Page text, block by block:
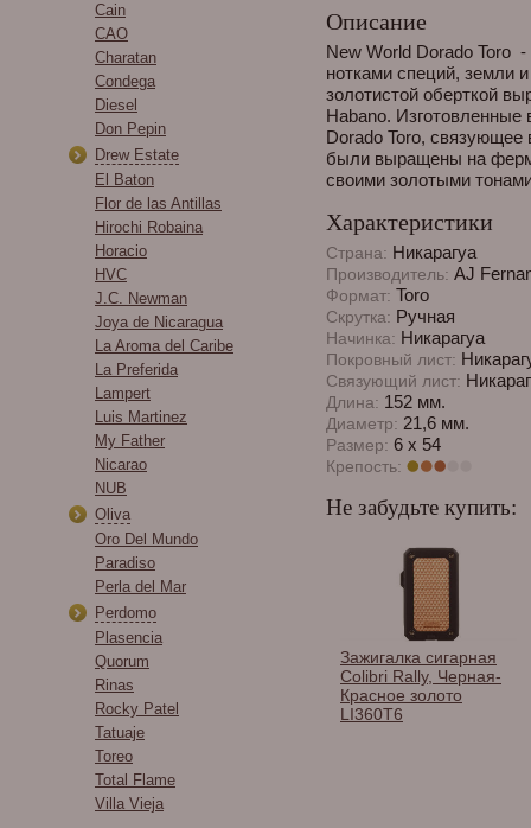
Cain
CAO
Charatan
Condega
Diesel
Don Pepin
Drew Estate
El Baton
Flor de las Antillas
Hirochi Robaina
Horacio
HVC
J.C. Newman
Joya de Nicaragua
La Aroma del Caribe
La Preferida
Lampert
Luis Martinez
My Father
Nicarao
NUB
Oliva
Oro Del Mundo
Paradiso
Perla del Mar
Perdomo
Plasencia
Quorum
Rinas
Rocky Patel
Tatuaje
Toreo
Total Flame
Villa Vieja
Описание
New World Dorado Toro
нотками специй, земли
золотистой оберткой
Habano. Изготовленные
Dorado Toro, связующее
были выращены на
своими золотыми
Характеристики
Страна: Никарагуа
Производитель: AJ
Формат: Toro
Скрутка: Ручная
Начинка: Никарагуа
Покровный лист:
Связующий лист:
Длина: 152 мм.
Диаметр: 21,6 мм.
Размер: 6 x 54
Крепость:
Не забудьте купить:
Каттер Lotus JAWS V-
Polished Gold 58 RG
Зажигалка сигарная
Colibri Rally, Черная-
Красное золото
LI360T6